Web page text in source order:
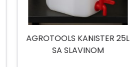
PLASTOFLEX SAKSIJA
280X280X580 MM